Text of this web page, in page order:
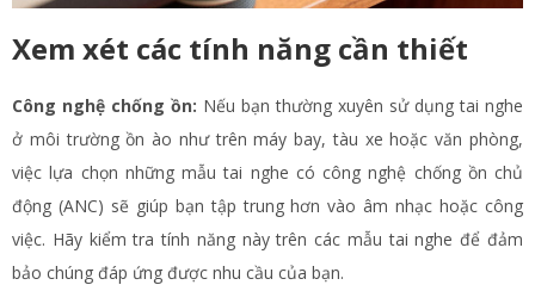
Xem xét các tính năng cần thiết
Công nghệ chống ồn: Nếu bạn thường xuyên sử dụng tai nghe
ở môi trường ồn ào như trên máy bay, tàu xe hoặc văn phòng,
việc lựa chọn những mẫu tai nghe có công nghệ chống ồn chủ
động (ANC) sẽ giúp bạn tập trung hơn vào âm nhạc hoặc công
việc. Hãy kiểm tra tính năng này trên các mẫu tai nghe để đảm
bảo chúng đáp ứng được nhu cầu của bạn.